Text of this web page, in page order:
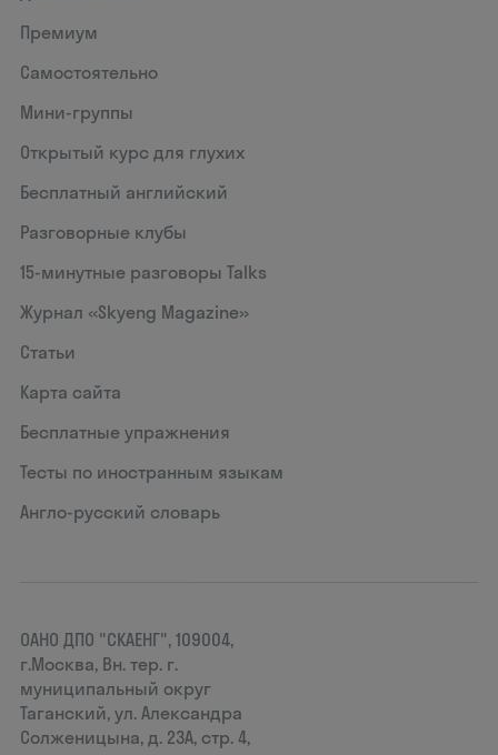
Премиум
Самостоятельно
Мини-группы
Открытый курс для глухих
Бесплатный английский
Разговорные клубы
15‑минутные разговоры Talks
Журнал «Skyeng Magazine»
Статьи
Карта сайта
Бесплатные упражнения
Тесты по иностранным языкам
Англо-русский словарь
ОАНО ДПО "СКАЕНГ", 109004,
г.Москва, Вн. тер. г.
муниципальный округ
Таганский, ул. Александра
Солженицына, д. 23А, стр. 4,